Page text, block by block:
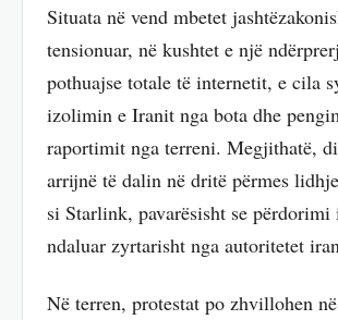
Situata në vend mbetet
tensionuar, në kushtet e një
pothuajse totale të internetit, e cila
izolimin e Iranit nga bota dhe
raportimit nga terreni. Megjithatë,
arrijnë të dalin në dritë përmes
si Starlink, pavarësisht se
ndaluar zyrtarisht nga autoritetet
Në terren, protestat po zhvillohen